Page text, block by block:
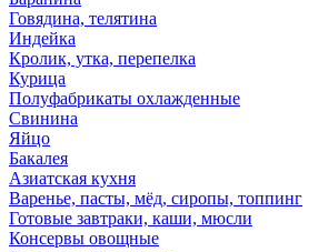
Говядина, телятина
Индейка
Кролик, утка, перепелка
Курица
Полуфабрикаты охлажденные
Свинина
Яйцо
Бакалея
Азиатская кухня
Варенье, пасты, мёд, сиропы, топпинг
Готовые завтраки, каши, мюсли
Консервы овощные